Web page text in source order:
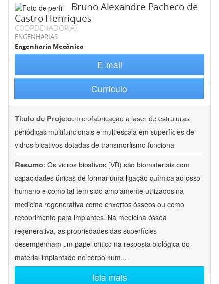
Bruno Alexandre Pacheco de
Castro Henriques
COORDENADOR(A)
ENGENHARIAS
Engenharia Mecânica
E-mail
Currículo
Título do Projeto:microfabricação a laser de estruturas
periódicas multifuncionais e multiescala em superfícies de
vidros bioativos dotadas de transmorfismo funcional
Resumo: Os vidros bioativos (VB) são biomateriais com
capacidades únicas de formar uma ligação química ao osso
humano e como tal têm sido amplamente utilizados na
medicina regenerativa como enxertos ósseos ou como
recobrimento para implantes. Na medicina óssea
regenerativa, as propriedades das superfícies
desempenham um papel critico na resposta biológica do
material implantado no corpo hum...
leia mais